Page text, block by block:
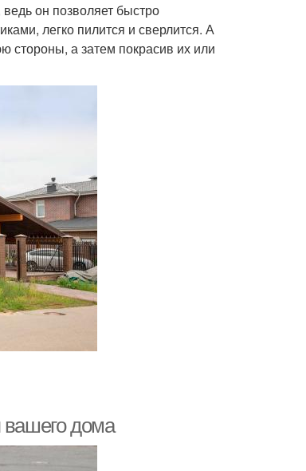
он позволяет быстро
легко пилится и сверлится. А
стороны, а затем покрасив их или
дома